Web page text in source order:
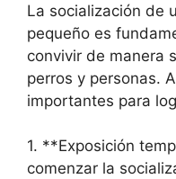
La socialización de
pequeño es
convivir de manera
perros y personas.
importantes para
1. **Exposición
comenzar la